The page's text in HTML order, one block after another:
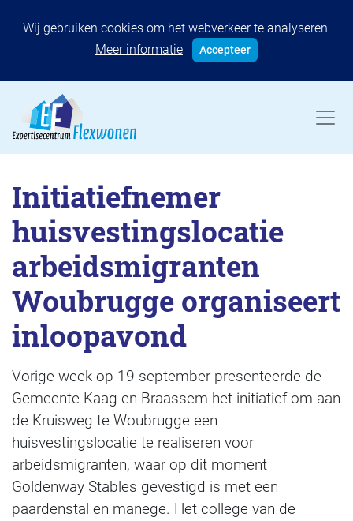
Wij gebruiken cookies om het webverkeer te analyseren.
Meer informatie
Accepteer
Initiatiefnemer
huisvestingslocatie
arbeidsmigranten
Woubrugge organiseert
inloopavond
Vorige week op 19 september presenteerde de
Gemeente Kaag en Braassem het initiatief om aan
de Kruisweg te Woubrugge een
huisvestingslocatie te realiseren voor
arbeidsmigranten, waar op dit moment
Goldenway Stables gevestigd is met een
paardenstal en manege. Het college van de